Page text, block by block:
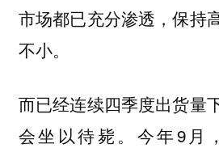
市场都已充分渗透，保持
不小。
而已经连续四季度出货量
会坐以待毙。今年9月